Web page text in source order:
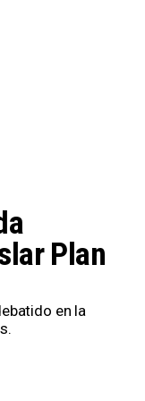
Plan
en la